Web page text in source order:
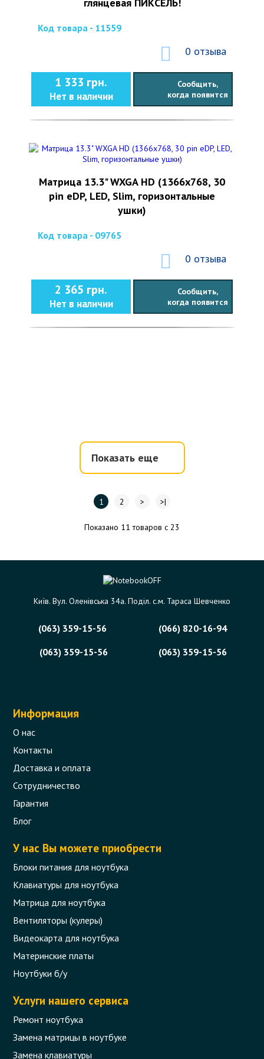
Код товара - 11559
0 отзыва
1 333 грн.
Нет в наличии
Сообщить,
когда появится
Матрица 13.3" WXGA HD (1366x768, 30
pin eDP, LED, Slim, горизонтальные
ушки)
Код товара - 09765
0 отзыва
2 365 грн.
Нет в наличии
Сообщить,
когда появится
Показать еще
1 2 > >|
Показано 11 товаров с 23
Київ. Вул. Оленівська 34а. Поділ. с.м. Тараса Шевченко
(063) 359-15-56
(066) 820-16-94
(063) 359-15-56
(063) 359-15-56
Информация
О нас
Контакты
Доставка и оплата
Сотрудничество
Гарантия
Блог
У нас Вы можете приобрести
Блоки питания для ноутбука
Клавиатуры для ноутбука
Матрица для ноутбука
Вентиляторы (кулеры)
Видеокарта для ноутбука
Материнские платы
Ноутбуки б/у
Услуги нашего сервиса
Ремонт ноутбука
Замена матрицы в ноутбуке
Замена клавиатуры